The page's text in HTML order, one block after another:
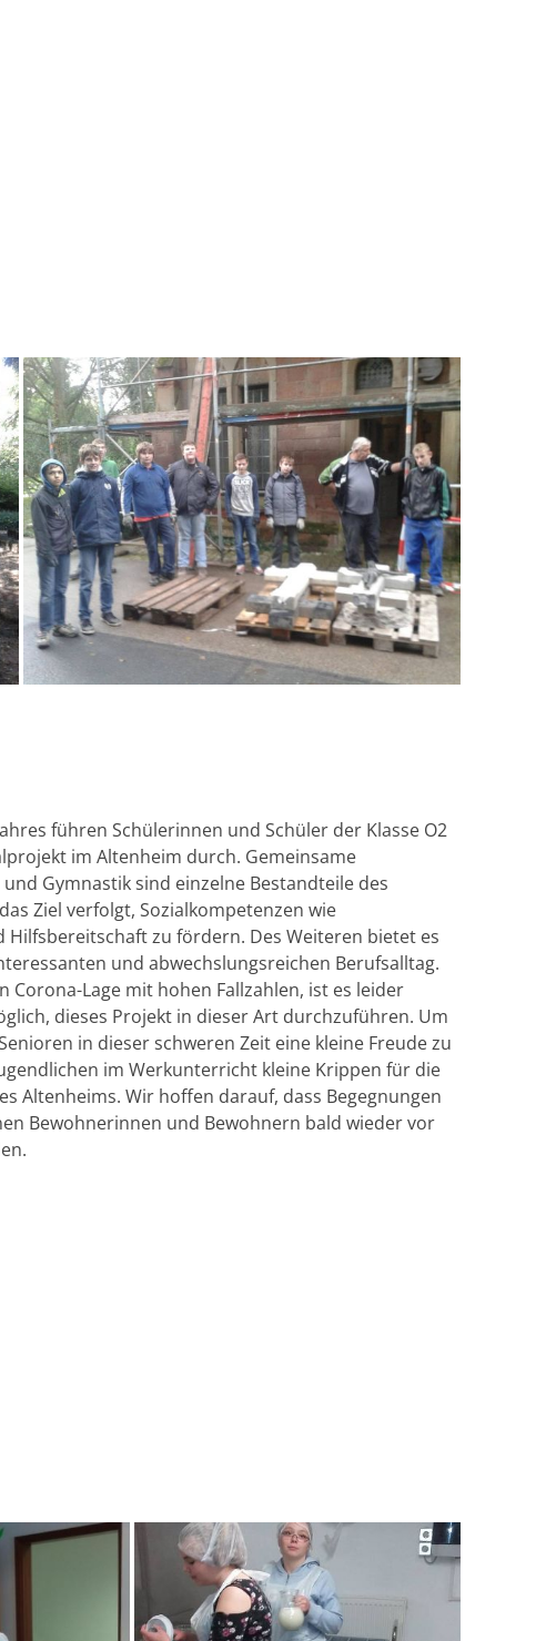
führen Schülerinnen und Schüler der Klasse O2
im Altenheim durch. Gemeinsame
Gymnastik sind einzelne Bestandteile des
Ziel verfolgt, Sozialkompetenzen wie
Hilfsbereitschaft zu fördern. Des Weiteren bietet es
und abwechslungsreichen Berufsalltag.
Corona-Lage mit hohen Fallzahlen, ist es leider
dieses Projekt in dieser Art durchzuführen. Um
in dieser schweren Zeit eine kleine Freude zu
im Werkunterricht kleine Krippen für die
Altenheims. Wir hoffen darauf, dass Begegnungen
Bewohnerinnen und Bewohnern bald wieder vor